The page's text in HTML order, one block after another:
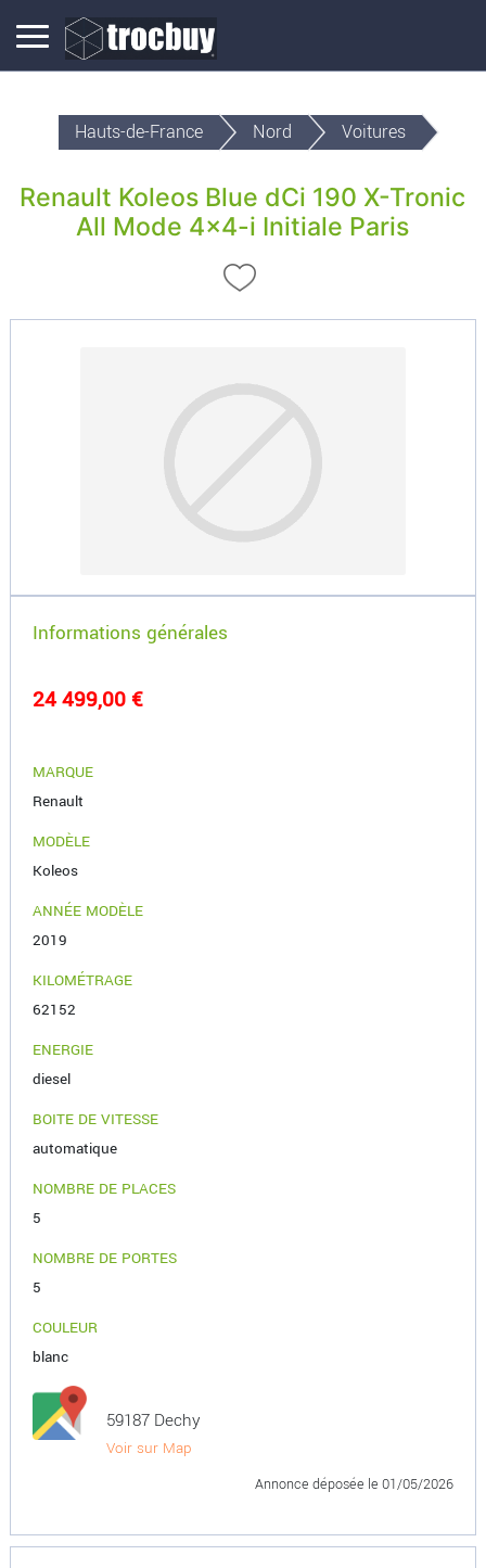
Hauts-de-France Nord Voitures
Renault Koleos Blue dCi 190 X-Tronic
All Mode 4x4-i Initiale Paris
Informations générales
24 499,00 €
MARQUE
Renault
MODÈLE
Koleos
ANNÉE MODÈLE
2019
KILOMÉTRAGE
62152
ENERGIE
diesel
BOITE DE VITESSE
automatique
NOMBRE DE PLACES
5
NOMBRE DE PORTES
5
COULEUR
blanc
59187 Dechy
Voir sur Map
Annonce déposée le 01/05/2026